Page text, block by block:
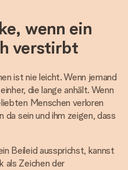
wenn ein
verstirbt
ist nie leicht. Wenn jemand
die lange anhält. Wenn
Menschen verloren
sein und ihm zeigen, dass
Beileid aussprichst, kannst
als Zeichen der